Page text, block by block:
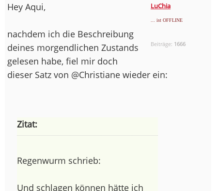
LuChia
... ist OFFLINE
Beiträge: 1666
Hey Aqui,
nachdem ich die Beschreibung
deines morgendlichen Zustands
gelesen habe, fiel mir doch
dieser Satz von @Christiane wieder ein:
Zitat:
Regenwurm schrieb:
Und schlagen können hätte ich